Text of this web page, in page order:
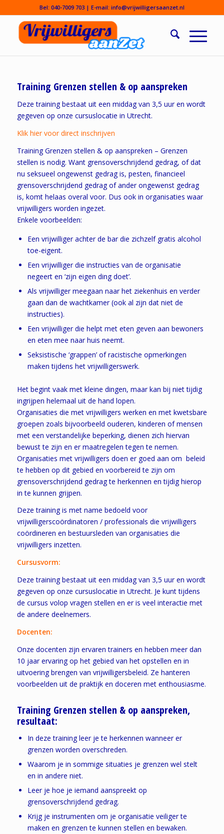
Bel: 040-7009 703| E-mail: info@vrijwilligersaanzet.nl
Training Grenzen stellen & op aanspreken
Deze training bestaat uit een middag van 3,5 uur en wordt
gegeven op onze cursuslocatie in Utrecht.
Klik hier voor direct inschrijven
Training Grenzen stellen & op aanspreken – Grenzen
stellen is nodig. Want grensoverschrijdend gedrag, of dat
nu seksueel ongewenst gedrag is, pesten, financieel
grensoverschrijdend gedrag of ander ongewenst gedrag
is, komt helaas overal voor. Dus ook in organisaties waar
vrijwilligers worden ingezet.
Enkele voorbeelden:
Een vrijwilliger achter de bar die zichzelf gratis alcohol
toe-eigent.
Een vrijwilliger die instructies van de organisatie
negeert en ‘zijn eigen ding doet’.
Als vrijwilliger meegaan naar het ziekenhuis en verder
gaan dan de wachtkamer (ook al zijn dat niet de
instructies).
Een vrijwilliger die helpt met eten geven aan bewoners
en eten mee naar huis neemt.
Seksistische ‘grappen’ of racistische opmerkingen
maken tijdens het vrijwilligerswerk.
Het begint vaak met kleine dingen, maar kan bij niet tijdig
ingrijpen helemaal uit de hand lopen.
Organisaties die met vrijwilligers werken en met kwetsbare
groepen zoals bijvoorbeeld ouderen, kinderen of mensen
met een verstandelijke beperking, dienen zich hiervan
bewust te zijn en er maatregelen tegen te nemen.
Organisaties met vrijwilligers doen er goed aan om beleid
te hebben op dit gebied en voorbereid te zijn om
grensoverschrijdend gedrag te herkennen en tijdig hierop
in te kunnen grijpen.
Deze training is met name bedoeld voor
vrijwilligerscoördinatoren / professionals die vrijwilligers
coördineren en bestuursleden van organisaties die
vrijwilligers inzetten.
Cursusvorm:
Deze training bestaat uit een middag van 3,5 uur en wordt
gegeven op onze cursuslocatie in Utrecht. Je kunt tijdens
de cursus volop vragen stellen en er is veel interactie met
de andere deelnemers.
Docenten:
Onze docenten zijn ervaren trainers en hebben meer dan
10 jaar ervaring op het gebied van het opstellen en in
uitvoering brengen van vrijwilligersbeleid. Ze hanteren
voorbeelden uit de praktijk en doceren met enthousiasme.
Training Grenzen stellen & op aanspreken,
resultaat:
In deze training leer je te herkennen wanneer er
grenzen worden overschreden.
Waarom je in sommige situaties je grenzen wel stelt
en in andere niet.
Leer je hoe je iemand aanspreekt op
grensoverschrijdend gedrag.
Krijg je instrumenten om je organisatie veiliger te
maken en grenzen te kunnen stellen en bewaken.